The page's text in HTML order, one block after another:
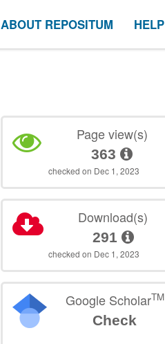
ABOUT REPOSITUM HELP
Page view(s)
363
checked on Dec 1, 2023
Download(s)
291
checked on Dec 1, 2023
Google ScholarTM
Check